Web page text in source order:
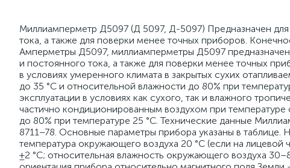
Миллиамперметр Д5097 (Д 5097, Д-5097) Предназначен
тока, а также для поверки менее точных приборов.
Амперметры Д5097, миллиамперметры Д5097
и постоянного тока, а также для поверки менее точных
в условиях умеренного климата в закрытых сухих
до 35 °С и относительной влажности до 80% при
эксплуатации в условиях как сухого, так и влажного
частично кондиционированным воздухом при
до 80% при температуре 25 °С. Технические данные
8711–78. Основные параметры прибора указаны в
температура окружающего воздуха 20 °С (если на
±2 °С; относительная влажность окружающего воздуха